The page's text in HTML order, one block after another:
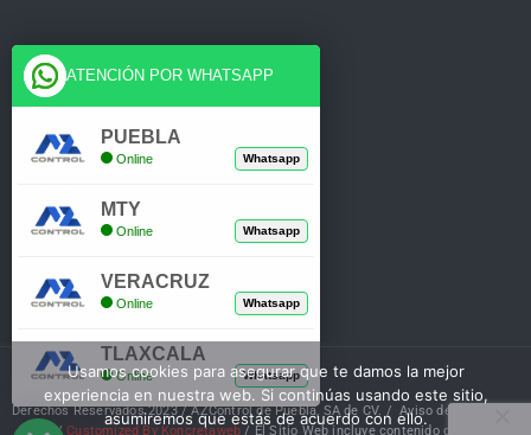
Cuenta
Tienda
Mi Cuenta
Derechos Reservados 2023 / AZControl de Puebla, SA de CV. /Aviso de Privacidad
/Customized By Koncretaweb / El Sitio Web incluye contenido de IA
Usamos cookies para asegurar que te damos la mejor
experiencia en nuestra web. Si continúas usando este sitio,
asumiremos que estás de acuerdo con ello.
ATENCIÓN POR WHATSAPP
PUEBLA
Online Whatsapp
MTY
Online Whatsapp
VERACRUZ
Online Whatsapp
TLAXCALA
Online Whatsapp